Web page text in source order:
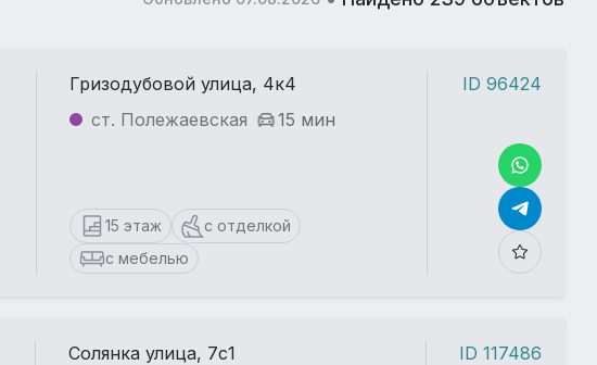
Гризодубовой улица, 4к4
ст. Полежаевская
15 мин
15 этаж
с отделкой
с мебелью
ID 96424
Солянка улица, 7с1
ID 117486